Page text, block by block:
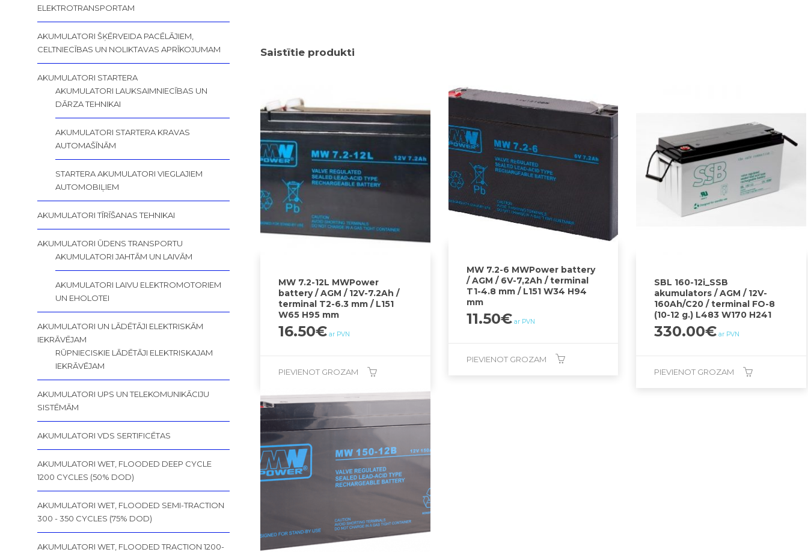
Saistītie produkti
MW 7.2-12L MWPower
battery / AGM / 12V-7.2Ah /
terminal T2-6.3 mm / L151
W65 H95 mm
16.50€ ar PVN
PIEVIENOT GROZAM
MW 7.2-6 MWPower battery
/ AGM / 6V-7,2Ah / terminal
T1-4.8 mm / L151 W34 H94
mm
11.50€ ar PVN
PIEVIENOT GROZAM
SBL 160-12i_SSB
akumulators / AGM / 12V-
160Ah/C20 / terminal FO-8
(10-12 g.) L483 W170 H241
330.00€ ar PVN
PIEVIENOT GROZAM
ELEKTROTRANSPORTAM
AKUMULATORI ŠĶĒRVEIDA PACĒLĀJIEM,
CELTNIECĪBAS UN NOLIKTAVAS APRĪKOJUMAM
AKUMULATORI STARTERA
AKUMULATORI LAUKSAIMNIECĪBAS UN
DĀRZA TEHNIKAI
AKUMULATORI STARTERA KRAVAS
AUTOMAŠĪNĀM
STARTERA AKUMULATORI VIEGLAJIEM
AUTOMOBIĻIEM
AKUMULATORI TĪRĪŠANAS TEHNIKAI
AKUMULATORI ŪDENS TRANSPORTU
AKUMULATORI JAHTĀM UN LAIVĀM
AKUMULATORI LAIVU ELEKTROMOTORIEM
UN EHOLOTEI
AKUMULATORI UN LĀDĒTĀJI ELEKTRISKĀM
IEKRĀVĒJAM
RŪPNIECISKIE LĀDĒTĀJI ELEKTRISKAJAM
IEKRĀVĒJAM
AKUMULATORI UPS UN TELEKOMUNIKĀCIJU
SISTĒMĀM
AKUMULATORI VDS SERTIFICĒTAS
AKUMULATORI WET, FLOODED DEEP CYCLE
1200 CYCLES (50% DOD)
AKUMULATORI WET, FLOODED SEMI-TRACTION
300 - 350 CYCLES (75% DOD)
AKUMULATORI WET, FLOODED TRACTION 1200-